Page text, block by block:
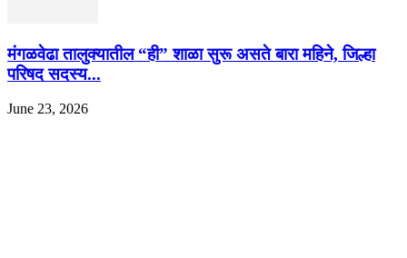
मंगळवेढा तालुक्यातील “ही” शाळा सुरू असते बारा महिने, जिल्हा
परिषद सदस्य...
June 23, 2026